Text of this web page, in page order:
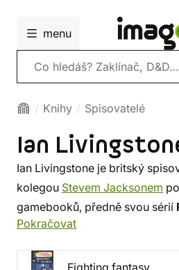
menu
Vyhledávání
Knihy Spisovatelé
Ian
Ian Livingstone je britský
kolegou Stevem Jacksonem
gamebooků, předně svou sérií
spoluzakladatelem firmy
Pokračovat
Fighting fantasy